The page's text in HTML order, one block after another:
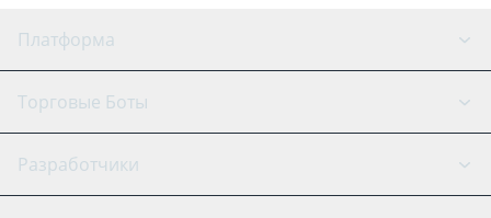
Платформа
GRID Бот
Signal Бот
AI-ассистент
Торговые Боты
Binance
Разработчики